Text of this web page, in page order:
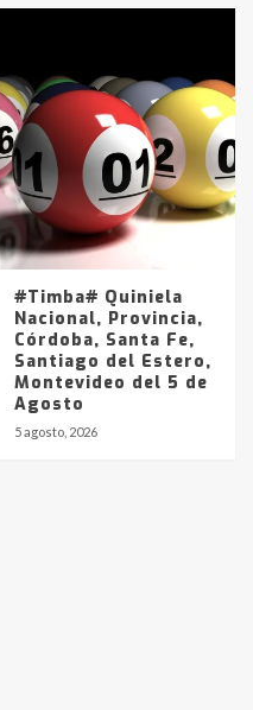
#Timba# Quiniela
Nacional, Provincia,
Córdoba, Santa Fe,
Santiago del Estero,
Montevideo del 5 de
Agosto
5 agosto, 2026